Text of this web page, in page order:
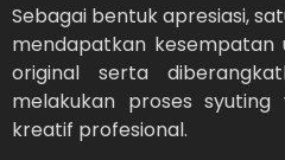
Sebagai bentuk apresiasi,
mendapatkan kesempatan
original serta
melakukan proses
kreatif profesional.